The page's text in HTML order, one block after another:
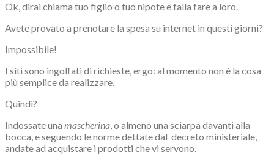
Ok, dirai chiama tuo figlio o tuo nipote e falla fare a loro.
Avete provato a prenotare la spesa su internet in questi giorni?
Impossibile!
I siti sono ingolfati di richieste, ergo: al momento non è la cosa
più semplice da realizzare.
Quindi?
Indossate una mascherina, o almeno una sciarpa davanti alla
bocca, e seguendo le norme dettate dal decreto ministeriale,
andate ad acquistare i prodotti che vi servono.